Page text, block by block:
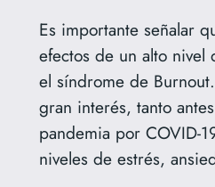
Es importante señalar
efectos de un alto nivel
el síndrome de
gran interés, tanto
pandemia por COVID-
niveles de estrés,